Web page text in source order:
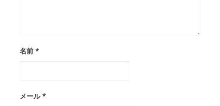
名前 *
メール*